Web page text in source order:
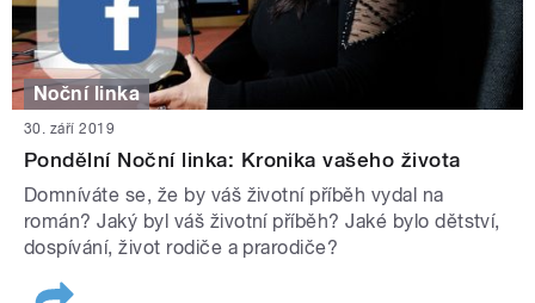
Noční linka
30. září 2019
Pondělní Noční linka: Kronika vašeho života
Domníváte se, že by váš životní příběh vydal na
román? Jaký byl váš životní příběh? Jaké bylo dětství,
dospívání, život rodiče a prarodiče?